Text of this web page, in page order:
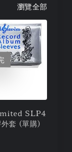
瀏覽全部
SLP4
套 (單購)